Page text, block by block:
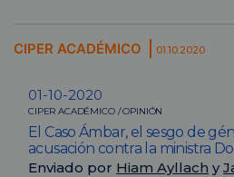
CIPER ACADÉMICO 01.10.2020
01-10-2020
CIPER ACADÉMICO / OPINIÓN
El Caso Ámbar, el sesgo de
acusación contra la ministra
Enviado por Hiam Ayllach y